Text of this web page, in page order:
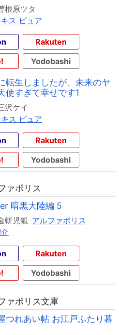
根原ツタ
ス ピュア
Rakuten
Yodobashi
転生しましたが、未来のヤ
使すぎて幸せです1
沢ケイ
ス ピュア
Rakuten
Yodobashi
ァポリス
暗黒大陸編 5
斬児狐 アルファポリス
Rakuten
Yodobashi
ァポリス文庫
つれあい帖 お江戸ふたり暮